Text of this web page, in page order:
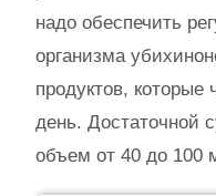
надо обеспечить
организма
продуктов, которые
день. Достаточной
объем от 40 до 100